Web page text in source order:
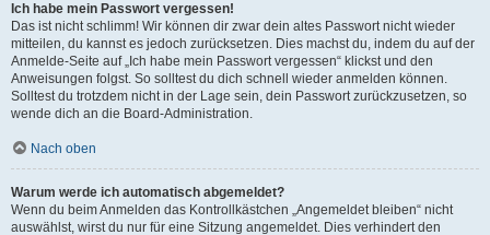
Ich habe mein Passwort vergessen!
Das ist nicht schlimm! Wir können dir zwar dein altes Passwort nicht wieder
mitteilen, du kannst es jedoch zurücksetzen. Dies machst du, indem du auf der
Anmelde-Seite auf „Ich habe mein Passwort vergessen“ klickst und den
Anweisungen folgst. So solltest du dich schnell wieder anmelden können.
Solltest du trotzdem nicht in der Lage sein, dein Passwort zurückzusetzen, so
wende dich an die Board-Administration.
Nach oben
Warum werde ich automatisch abgemeldet?
Wenn du beim Anmelden das Kontrollkästchen „Angemeldet bleiben“ nicht
auswählst, wirst du nur für eine Sitzung angemeldet. Dies verhindert den